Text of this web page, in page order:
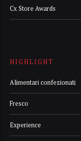
Cx Store Awards
HIGHLIGHT
Alimentari confezionati
Fresco
Experience